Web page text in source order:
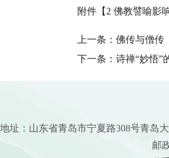
附件【 2 佛教譬喻影
上一条： 佛传与僧传
下一条： 诗禅“妙悟”
址：山东省青岛市宁夏路308号青岛
邮